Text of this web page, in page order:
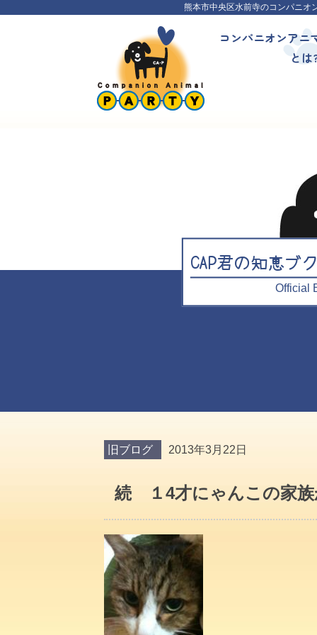
熊本市中央区水前寺のコンパニオ
コンパニオンアニ
とは
CAP君の知恵ブ
Official
旧ブログ 2013年3月22日
続 １4才にゃんこの家族